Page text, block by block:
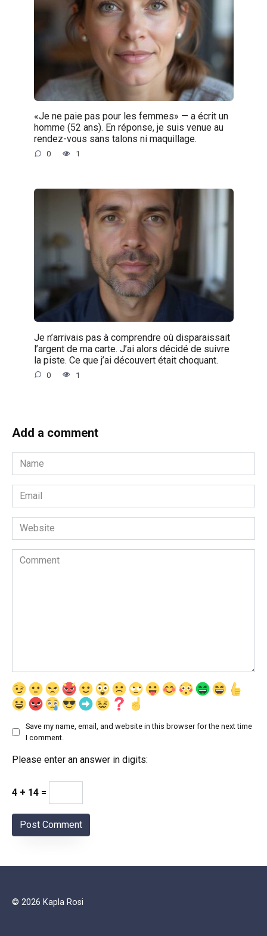
«Je ne paie pas pour les femmes» — a écrit un
homme (52 ans). En réponse, je suis venue au
rendez-vous sans talons ni maquillage.
0 1
Je n’arrivais pas à comprendre où disparaissait
l’argent de ma carte. J’ai alors décidé de suivre
la piste. Ce que j’ai découvert était choquant.
0 1
Add a comment
Name
*
Email
*
Website
Comment
Save my name, email, and website in this browser for the next time
I comment.
Please enter an answer in digits:
4 + 14 =
© 2026 Kapla Rosi